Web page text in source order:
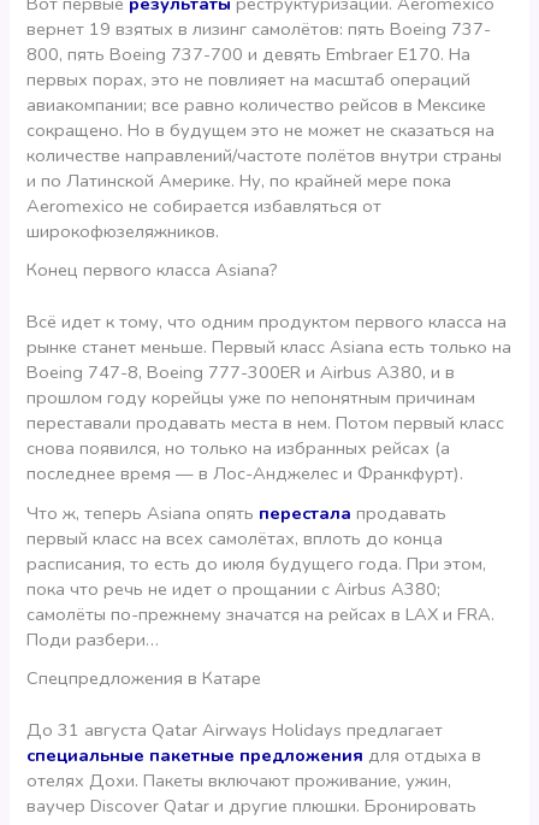
вернет 19 взятых в лизинг самолётов: пять Boeing 737-
800, пять Boeing 737-700 и девять Embraer E170. На
первых порах, это не повлияет на масштаб операций
авиакомпании; все равно количество рейсов в Мексике
сокращено. Но в будущем это не может не сказаться на
количестве направлений/частоте полётов внутри страны
и по Латинской Америке. Ну, по крайней мере пока
Aeromexico не собирается избавляться от
широкофюзеляжников.
Конец первого класса Asiana?
Всё идет к тому, что одним продуктом первого класса на
рынке станет меньше. Первый класс Asiana есть только на
Boeing 747-8, Boeing 777-300ER и Airbus A380, и в
прошлом году корейцы уже по непонятным причинам
переставали продавать места в нем. Потом первый класс
снова появился, но только на избранных рейсах (а
последнее время — в Лос-Анджелес и Франкфурт).
Что ж, теперь Asiana опять перестала продавать
первый класс на всех самолётах, вплоть до конца
расписания, то есть до июля будущего года. При этом,
пока что речь не идет о прощании с Airbus A380;
самолёты по-прежнему значатся на рейсах в LAX и FRA.
Поди разбери…
Спецпредложения в Катаре
До 31 августа Qatar Airways Holidays предлагает
специальные пакетные предложения для отдыха в
отелях Дохи. Пакеты включают проживание, ужин,
ваучер Discover Qatar и другие плюшки. Бронировать